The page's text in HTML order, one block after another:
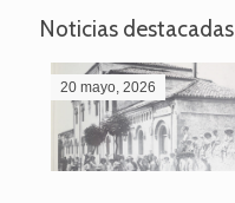
Noticias destacadas
20 mayo, 2026